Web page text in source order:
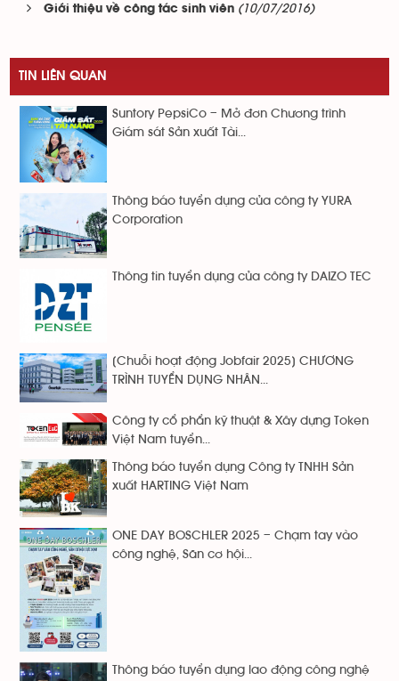
Giới thiệu về công tác sinh viên (10/07/2016)
TIN LIÊN QUAN
Suntory PepsiCo – Mở đơn Chương trình
Giám sát Sản xuất Tài...
Thông báo tuyển dụng của công ty YURA
Corporation
Thông tin tuyển dụng của công ty DAIZO TEC
[Chuỗi hoạt động Jobfair 2025] CHƯƠNG
TRÌNH TUYỂN DỤNG NHÂN...
Công ty cổ phẩn kỹ thuật & Xây dựng Token
Việt Nam tuyển...
Thông báo tuyển dụng Công ty TNHH Sản
xuất HARTING Việt Nam
ONE DAY BOSCHLER 2025 – Chạm tay vào
công nghệ, Săn cơ hội...
Thông báo tuyển dụng lao động công nghệ